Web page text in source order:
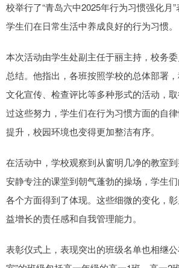
校举行了“青岛六中2025年行为习惯强化月
学生们在日常生活中养成良好的行为习惯。
本次活动由学生处副主任于丽主持，校务
总结。他指出，各班按照学校的总体部署，
文化宣传、检查评比等多种形式的活动，
过这些努力，学生们在行为习惯方面的自
提升，校园环境也变得更加整洁有序。
在活动中，学校观察到从窗明几净的教室
安静专注的课堂到朝气蓬勃的操场，学生
各个方面得到了体现。这些细微的变化，
益增长的责任感和自我管理能力。
表彰仪式上，表现突出的班级名单也相继